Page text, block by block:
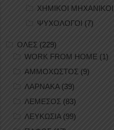
ΧΗΜΙΚΟΙ ΜΗΧΑΝΙΚΟΙ
ΨΥΧΟΛΟΓΟΙ (7)
ΟΛΕΣ (229)
WORK FROM HOME (1)
ΑΜΜΟΧΩΣΤΟΣ (9)
ΛΑΡΝΑΚΑ(39)
ΛΕΜΕΣΟΣ (83)
ΛΕΥΚΩΣΙΑ(99)